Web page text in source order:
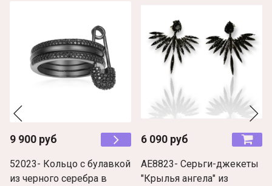
9 900 руб
52023- Кольцо с булавкой
из черного серебра в
6 090 руб
AE8823- Серьги-джекеты
"Крылья ангела" из